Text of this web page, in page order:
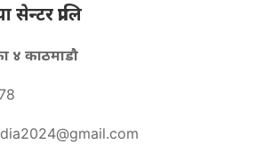
प्रालि
४ काठमाडौ